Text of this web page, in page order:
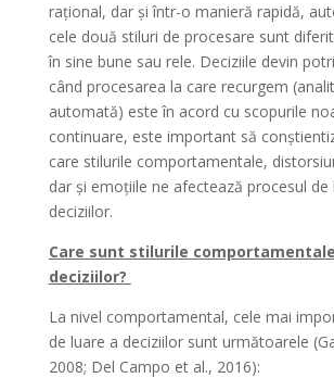
rațional, dar și într-o manieră rapidă,
cele două stiluri de procesare sunt
în sine bune sau rele. Deciziile devin
când procesarea la care recurgem
automată) este în acord cu scopurile
continuare, este important să
care stilurile comportamentale,
dar și emoțiile ne afectează procesul de
deciziilor.
Care sunt stilurile
deciziilor?
La nivel comportamental, cele mai
de luare a deciziilor sunt următoarele
2008; Del Campo et al., 2016):